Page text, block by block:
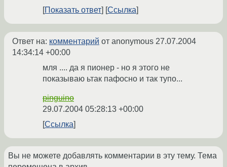
Показать ответ
Ссылка
Ответ на: комментарий от anonymous 27.07.2004
14:34:14 +00:00
мля .... да я пионер - но я этого не
показываю ьтак пафосно и так тупо...
pinguino
29.07.2004 05:28:13 +00:00
Ссылка
Вы не можете добавлять комментарии в эту тему. Тема